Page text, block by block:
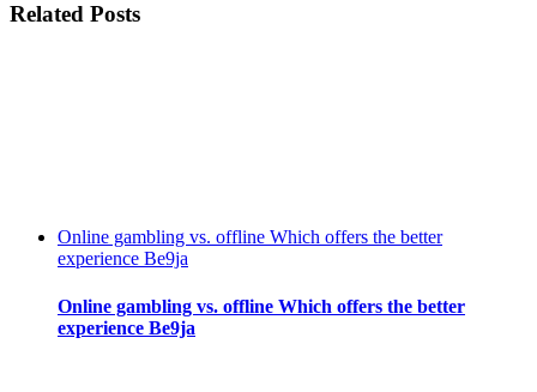
Related Posts
Online gambling vs. offline Which offers the better
experience Be9ja
Online gambling vs. offline Which offers the better
experience Be9ja